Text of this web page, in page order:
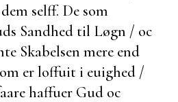
selff. De som
Sandhed til Løgn / oc
Skabelsen mere end
erloffuit i euighed /
haffuer Gud oc